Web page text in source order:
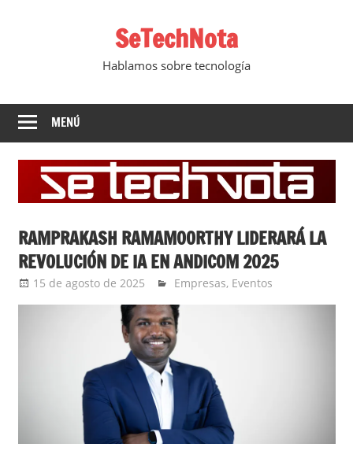
SeTechNota
Hablamos sobre tecnología
MENÚ
RAMPRAKASH RAMAMOORTHY LIDERARÁ LA
REVOLUCIÓN DE IA EN ANDICOM 2025
15 de agosto de 2025 Ernesto Herrera
Empresas, Eventos